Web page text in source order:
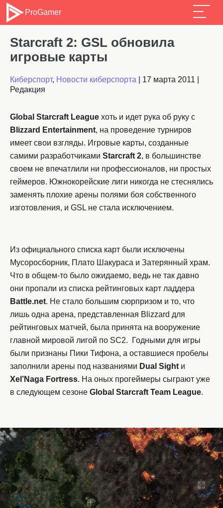
ProGamer
Starcraft 2: GSL обновила
игровые карты
Киберспорт, Новости киберспорта 17 марта 2011
Редакция
Global Starcraft League хоть и идет рука об руку с
Blizzard Entertainment, на проведение турниров
имеет свои взгляды. Игровые карты, созданные
самими разработчиками Starcraft 2, в большинстве
своем не впечатлили ни профессионалов, ни простых
геймеров. Южнокорейские лиги никогда не стеснялись
заменять плохие арены полями боя собственного
изготовления, и GSL не стала исключением.
Из официального списка карт были исключены
Мусоросборник, Плато Шакураса и Затерянный храм.
Что в общем-то было ожидаемо, ведь не так давно
они пропали из списка рейтинговых карт ладдера
Battle.net. Не стало большим сюрпризом и то, что
лишь одна арена, представленная Blizzard для
рейтинговых матчей, была принята на вооружение
главной мировой лигой по SC2. Годными для игры
были признаны Пики Тифона, а оставшиеся пробелы
заполнили арены под названиями Dual Sight и
Xel’Naga Fortress. На оных прогеймеры сыграют уже
в следующем сезоне Global Starcraft Team League.